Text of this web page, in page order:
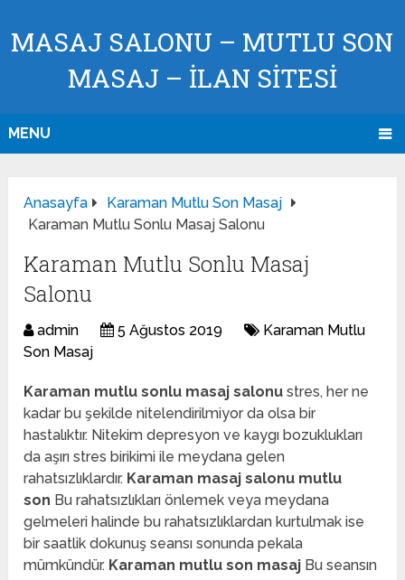
MASAJ SALONU – MUTLU SON
MASAJ – İLAN SİTESİ
MENU
Anasayfa
Karaman Mutlu Son Masaj
Karaman Mutlu Sonlu Masaj Salonu
Karaman Mutlu Sonlu Masaj
Salonu
admin 5 Ağustos 2019
Karaman Mutlu
Son Masaj
Karaman mutlu sonlu masaj salonu stres, her ne
kadar bu şekilde nitelendirilmiyor da olsa bir
hastalıktır. Nitekim depresyon ve kaygı bozuklukları
da aşırı stres birikimi ile meydana gelen
rahatsızlıklardır. Karaman masaj salonu mutlu
son Bu rahatsızlıkları önlemek veya meydana
gelmeleri halinde bu rahatsızlıklardan kurtulmak ise
bir saatlik dokunuş seansı sonunda pekala
mümkündür. Karaman mutlu son masaj Bu seansın